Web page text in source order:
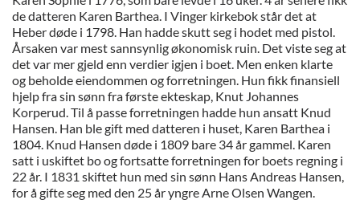
de datteren Karen Barthea. I Vinger kirkebok står det at
Heber døde i 1798. Han hadde skutt seg i hodet med pistol.
Årsaken var mest sannsynlig økonomisk ruin. Det viste seg at
det var mer gjeld enn verdier igjen i boet. Men enken klarte
og beholde eiendommen og forretningen. Hun fikk finansiell
hjelp fra sin sønn fra første ekteskap, Knut Johannes
Korperud. Til å passe forretningen hadde hun ansatt Knud
Hansen. Han ble gift med datteren i huset, Karen Barthea i
1804. Knud Hansen døde i 1809 bare 34 år gammel. Karen
satt i uskiftet bo og fortsatte forretningen for boets regning i
22 år. I 1831 skiftet hun med sin sønn Hans Andreas Hansen,
for å gifte seg med den 25 år yngre Arne Olsen Wangen.